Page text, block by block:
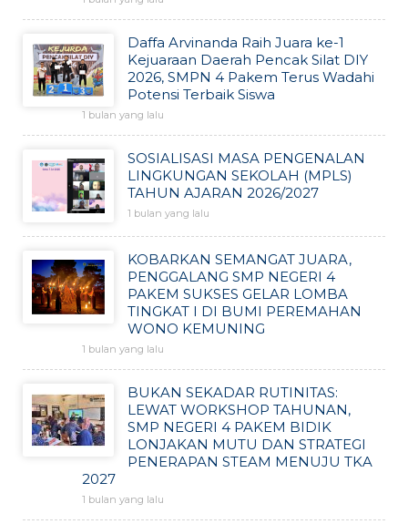
Daffa Arvinanda Raih Juara ke-1
Kejuaraan Daerah Pencak Silat DIY
2026, SMPN 4 Pakem Terus Wadahi
Potensi Terbaik Siswa
1 bulan yang lalu
SOSIALISASI MASA PENGENALAN
LINGKUNGAN SEKOLAH (MPLS)
TAHUN AJARAN 2026/2027
1 bulan yang lalu
KOBARKAN SEMANGAT JUARA,
PENGGALANG SMP NEGERI 4
PAKEM SUKSES GELAR LOMBA
TINGKAT I DI BUMI PEREMAHAN
WONO KEMUNING
1 bulan yang lalu
BUKAN SEKADAR RUTINITAS:
LEWAT WORKSHOP TAHUNAN,
SMP NEGERI 4 PAKEM BIDIK
LONJAKAN MUTU DAN STRATEGI
PENERAPAN STEAM MENUJU TKA
2027
1 bulan yang lalu